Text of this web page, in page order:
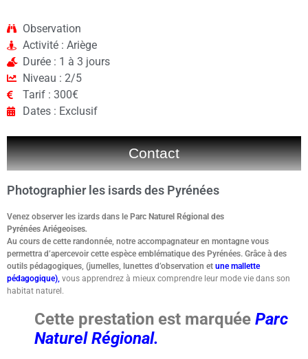
Observation
Activité : Ariège
Durée : 1 à 3 jours
Niveau : 2/5
Tarif : 300€
Dates : Exclusif
Contact
Photographier les isards des Pyrénées
Venez observer les izards dans le Parc Naturel Régional des
Pyrénées Ariégeoises.
Au cours de cette randonnée, notre accompagnateur en montagne vous
permettra d’apercevoir cette espèce emblématique des Pyrénées. Grâce à des
outils pédagogiques, (jumelles, lunettes d’observation et une mallette
pédagogique), vous apprendrez à mieux comprendre leur mode vie dans son
habitat naturel.
Cette prestation est marquée Parc
Naturel Régional.